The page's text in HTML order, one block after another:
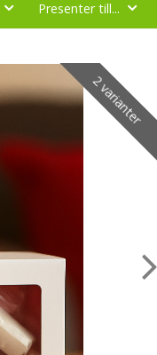
Presenter till...
2 varianter